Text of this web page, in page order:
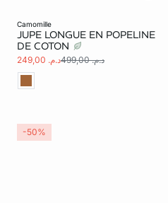
camomille
JUPE LONGUE EN POPELINE
DE COTON
د.م. 249,00 د.م. 499,00
-50%